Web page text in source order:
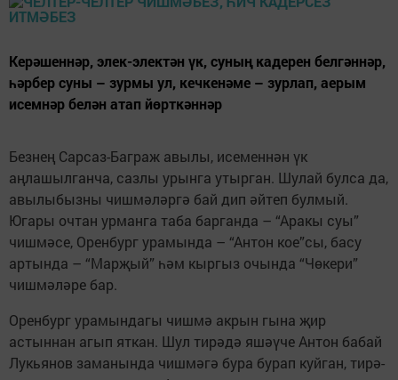
Керәшеннәр, элек-электән үк, суның кадерен белгәннәр,
һәрбер суны – зурмы ул, кечкенәме – зурлап, аерым
исемнәр белән атап йөрткәннәр
Безнең Сарсаз-Баграж авылы, исеменнән үк
аңлашылганча, сазлы урынга утырган. Шулай булса да,
авылыбызны чишмәләргә бай дип әйтеп булмый.
Югары очтан урманга таба барганда – “Аракы суы”
чишмәсе, Оренбург урамында – “Антон кое”сы, басу
артында – “Марҗый” һәм кыргыз очында “Чөкери”
чишмәләре бар.
Оренбург урамындагы чишмә акрын гына җир
астыннан агып яткан. Шул тирәдә яшәүче Антон бабай
Лукьянов заманында чишмәгә бура бурап куйган, тирә-